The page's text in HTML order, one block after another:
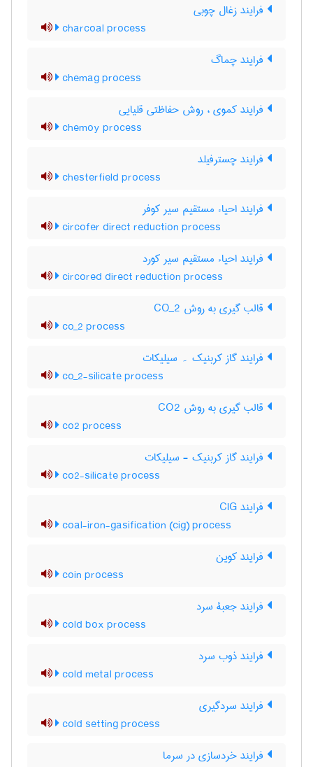
فرایند زغال چوبی
charcoal process
فرایند چماگ
chemag process
فرایند کموی ، روش حفاظتی قلیایی
chemoy process
فرایند چسترفیلد
chesterfield process
فرایند احیاء مستقیم سیر کوفر
circofer direct reduction process
فرایند احیاء مستقیم سیر کورد
circored direct reduction process
قالب گیری به روش CO_2
co_2 process
فرایند گاز کربنیک ۔ سیلیکات
co_2-silicate process
قالب گیری به روش CO2
co2 process
فرایند گاز کربنیک - سیلیکات
co2-silicate process
فرایند CIG
coal-iron-gasification (cig) process
فرایند کوین
coin process
فرایند جعبۀ سرد
cold box process
فرایند ذوب سرد
cold metal process
فرایند سردگیری
cold setting process
فرایند خردسازی در سرما